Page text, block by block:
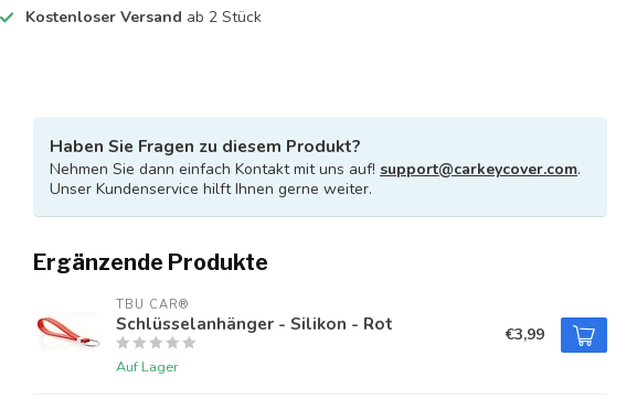
Kostenloser Versand ab 2 Stück
Haben Sie Fragen zu diesem Produkt?
Nehmen Sie dann einfach Kontakt mit uns auf! support@carkeycover.com.
Unser Kundenservice hilft Ihnen gerne weiter.
Ergänzende Produkte
TBU CAR®
Schlüsselanhänger - Silikon - Rot
Auf Lager
€3,99